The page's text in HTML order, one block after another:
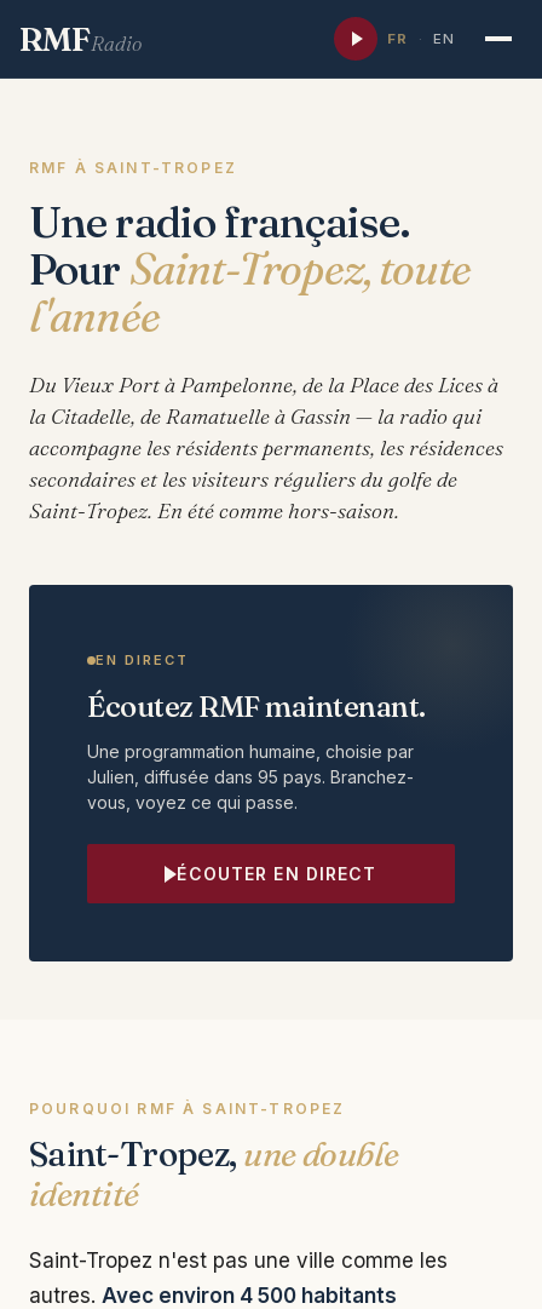
RMFRadio FR · EN
RMF À SAINT-TROPEZ
Une radio française.
Pour Saint-Tropez, toute
l'année
Du Vieux Port à Pampelonne, de la Place des Lices à
la Citadelle, de Ramatuelle à Gassin — la radio qui
accompagne les résidents permanents, les résidences
secondaires et les visiteurs réguliers du golfe de
Saint-Tropez. En été comme hors-saison.
EN DIRECT
Écoutez RMF maintenant.
Une programmation humaine, choisie par
Julien, diffusée dans 95 pays. Branchez-
vous, voyez ce qui passe.
ÉCOUTER EN DIRECT
POURQUOI RMF À SAINT-TROPEZ
Saint-Tropez, une double
identité
Saint-Tropez n'est pas une ville comme les
autres. Avec environ 4 500 habitants